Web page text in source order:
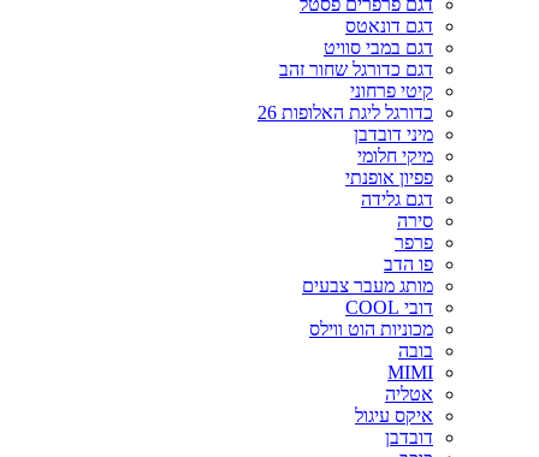
דגם פרפרים פסטל
דגם דונאטס
דגם במבי סוויט
דגם כדורגל שחור זהב
קיטי פרחוני
כדורגל ליגת האלופות 26
מיני דובדבן
מיקי חלומי
פפיון אופנתי
דגם גלידה
סירה
פרפר
פו הדב
מותג מעבר צבעים
דובי COOL
מכוניות הוט ווילס
בובה
MIMI
אטליה
איקס עיגול
דובדבן